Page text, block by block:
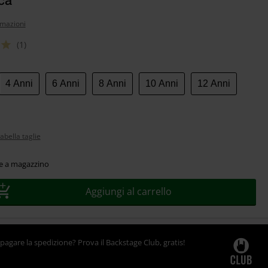
(1)
4 Anni 6 Anni 8 Anni 10 Anni 12 Anni
taglie
a magazzino
Aggiungi al carrello
la spedizione? Prova il Backstage Club, gratis!